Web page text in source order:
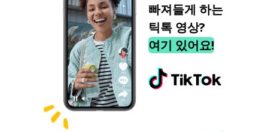
빠져들게 하는
틱톡 영상?
여기 있어요!